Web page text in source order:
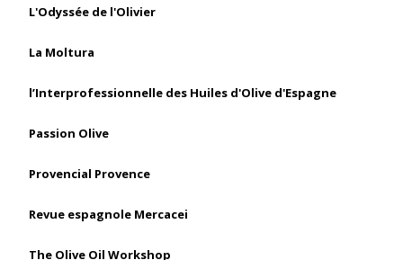
L'Odyssée de l'Olivier
La Moltura
l’Interprofessionnelle des Huiles d'Olive d'Espagne
Passion Olive
Provencial Provence
Revue espagnole Mercacei
The Olive Oil Workshop